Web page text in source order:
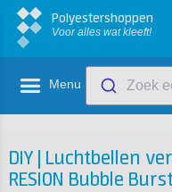
Polyestershoppen
Voor alles wat kleeft!
Menu Zoek
DIY | Luchtbellen
RESION Bubble